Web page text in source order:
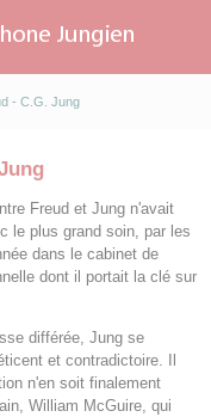
- C.G. Jung
Freud et Jung n'avait
le plus grand soin, par les
dans le cabinet de
dont il portait la clé sur
différée, Jung se
et contradictoire. Il
n'en soit finalement
William McGuire, qui